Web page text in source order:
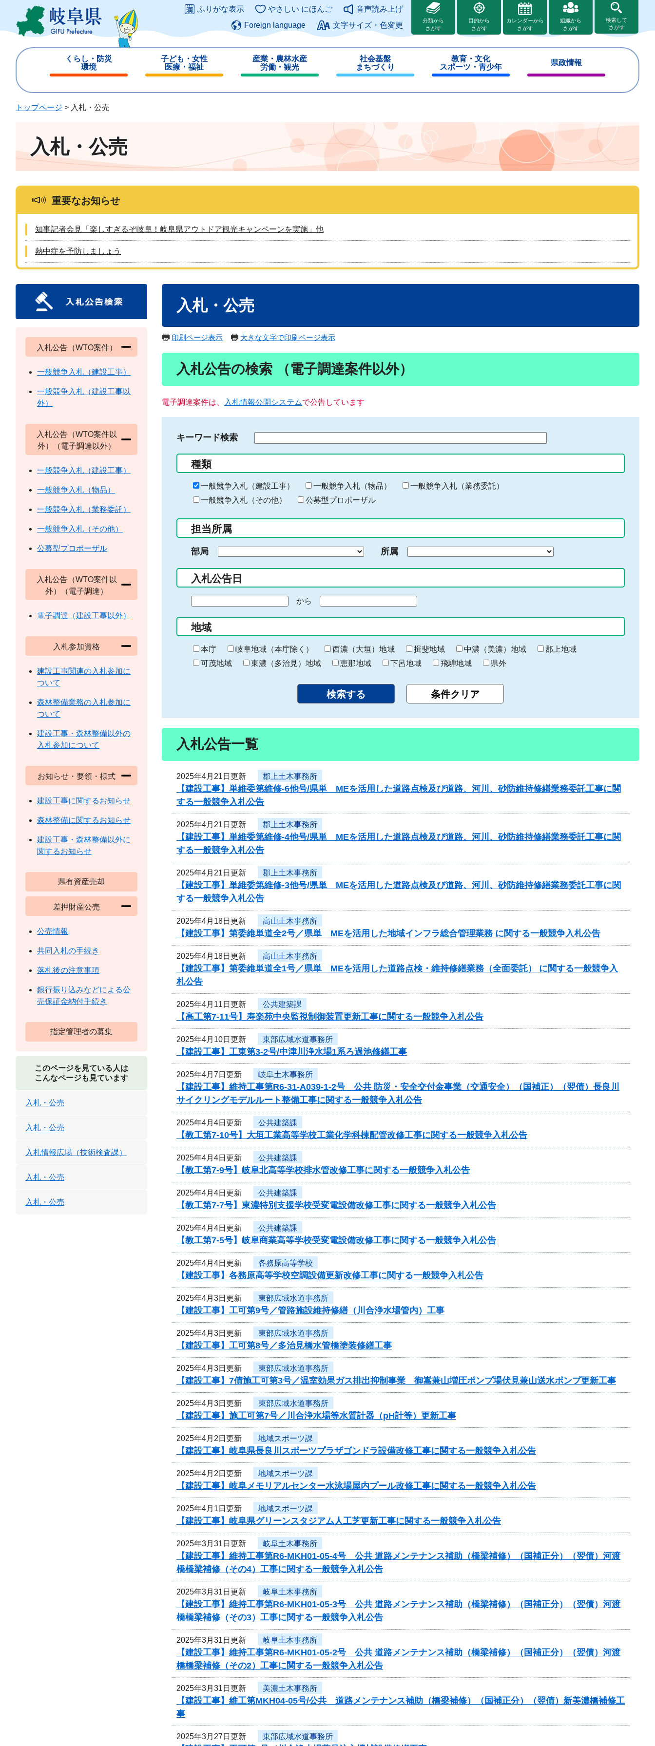
ジ
ュ
このページの本文へ
ふりがな表示 やさしい にほんご
音声読み上げ
Foreign language
文字サイズ・色変更
分類から
さがす
目的から
さがす
カレンダーから
さがす
組織から
さがす
検索して
さがす
くらし・防災
環境
じ
子ども・女性
医療・福祉
じ
産業・農林水産
労働・観光
じ
社会基盤
まちづくり
じ
教育・文化
スポーツ・青少年
じ
県政情報
じ
トップページ > 入札・公売
入札・公売
重要なお知らせ
知事記者会見「楽しすぎるぞ岐阜！岐阜県アウトドア観光キャンペーンを実施」他
熱中症を予防しましょう
入札・公売
印刷ページ表示 大きな文字で印刷ページ表示
入札公告の検索 （電子調達案件以外）
電子調達案件は、 入札情報公開システムで公告しています
キーワード検索
る
キ
ー
ー
入
力
種類
一般競争入札（建設工事） 一般競争入札（物品）
一般競争入札（業務委託）
一般競争入札（その他）
公募型プロポーザル
担当所属
部局 所属
入札公告日
の
始
ま
り
から
終
わ
り
地域
本庁 岐阜地域（本庁除く） 西濃（大垣）地域 揖斐地域 中濃（美濃）地域
郡上地域
可茂地域
東濃（多治見）地域 恵那地域 下呂地域 飛騨地域 県外
入札公告一覧
2025年4月21日更新 郡上土木事務所
【建設工事】単維委第維修‐6他号/県単 MEを活用した道路点検及び道路、河川、砂防維持修繕業務委託工事に関
する一般競争入札公告
2025年4月21日更新 郡上土木事務所
【建設工事】単維委第維修‐4他号/県単 MEを活用した道路点検及び道路、河川、砂防維持修繕業務委託工事に関
する一般競争入札公告
2025年4月21日更新 郡上土木事務所
【建設工事】単維委第維修‐3他号/県単 MEを活用した道路点検及び道路、河川、砂防維持修繕業務委託工事に関
する一般競争入札公告
2025年4月18日更新 高山土木事務所
【建設工事】第委維単道全2号／県単 MEを活用した地域インフラ総合管理業務 に関する一般競争入札公告
2025年4月18日更新 高山土木事務所
【建設工事】第委維単道全1号／県単 MEを活用した道路点検・維持修繕業務（全面委託） に関する一般競争入
札公告
2025年4月11日更新 公共建築課
【高工第7-11号】寿楽苑中央監視制御装置更新工事に関する一般競争入札公告
2025年4月10日更新 東部広域水道事務所
【建設工事】工東第3-2号/中津川浄水場1系ろ過池修繕工事
2025年4月7日更新 岐阜土木事務所
【建設工事】維持工事第R6-31-A039-1-2号 公共 防災・安全交付金事業（交通安全）（国補正）（翌債）長良川
サイクリングモデルルート整備工事に関する一般競争入札公告
2025年4月4日更新 公共建築課
【教工第7-10号】大垣工業高等学校工業化学科棟配管改修工事に関する一般競争入札公告
2025年4月4日更新 公共建築課
【教工第7-9号】岐阜北高等学校排水管改修工事に関する一般競争入札公告
2025年4月4日更新 公共建築課
【教工第7-7号】東濃特別支援学校受変電設備改修工事に関する一般競争入札公告
2025年4月4日更新 公共建築課
【教工第7-5号】岐阜商業高等学校受変電設備改修工事に関する一般競争入札公告
2025年4月4日更新 各務原高等学校
【建設工事】各務原高等学校空調設備更新改修工事に関する一般競争入札公告
2025年4月3日更新 東部広域水道事務所
【建設工事】工可第9号／管路施設維持修繕（川合浄水場管内）工事
2025年4月3日更新 東部広域水道事務所
【建設工事】工可第8号／多治見橋水管橋塗装修繕工事
2025年4月3日更新 東部広域水道事務所
【建設工事】7債施工可第3号／温室効果ガス排出抑制事業 御嵩兼山増圧ポンプ場伏見兼山送水ポンプ更新工事
2025年4月3日更新 東部広域水道事務所
【建設工事】施工可第7号／川合浄水場等水質計器（pH計等）更新工事
2025年4月2日更新 地域スポーツ課
【建設工事】岐阜県長良川スポーツプラザゴンドラ設備改修工事に関する一般競争入札公告
2025年4月2日更新 地域スポーツ課
【建設工事】岐阜メモリアルセンター水泳場屋内プール改修工事に関する一般競争入札公告
2025年4月1日更新 地域スポーツ課
【建設工事】岐阜県グリーンスタジアム人工芝更新工事に関する一般競争入札公告
2025年3月31日更新 岐阜土木事務所
【建設工事】維持工事第R6-MKH01-05-4号 公共 道路メンテナンス補助（橋梁補修）（国補正分）（翌債）河渡
橋橋梁補修（その4）工事に関する一般競争入札公告
2025年3月31日更新 岐阜土木事務所
【建設工事】維持工事第R6-MKH01-05-3号 公共 道路メンテナンス補助（橋梁補修）（国補正分）（翌債）河渡
橋橋梁補修（その3）工事に関する一般競争入札公告
2025年3月31日更新 岐阜土木事務所
【建設工事】維持工事第R6-MKH01-05-2号 公共 道路メンテナンス補助（橋梁補修）（国補正分）（翌債）河渡
橋橋梁補修（その2）工事に関する一般競争入札公告
2025年3月31日更新 美濃土木事務所
【建設工事】維工第MKH04-05号/公共 道路メンテナンス補助（橋梁補修）（国補正分）（翌債）新美濃橋補修工
事
2025年3月27日更新 東部広域水道事務所
入札公告（WTO案件）
一般競争入札（建設工事）
一般競争入札（建設工事以
外）
入札公告（WTO案件以
外）（電子調達以外）
一般競争入札（建設工事）
一般競争入札（物品）
一般競争入札（業務委託）
一般競争入札（その他）
公募型プロポーザル
入札公告（WTO案件以
外）（電子調達）
電子調達（建設工事以外）
入札参加資格
建設工事関連の入札参加に
ついて
森林整備業務の入札参加に
ついて
建設工事・森林整備以外の
入札参加について
お知らせ・要領・様式
建設工事に関するお知らせ
森林整備に関するお知らせ
建設工事・森林整備以外に
関するお知らせ
県有資産売却
差押財産公売
公売情報
共同入札の手続き
落札後の注意事項
銀行振り込みなどによる公
売保証金納付手続き
指定管理者の募集
このページを見ている人は
こんなページも見ています
入札・公売
入札・公売
入札情報広場（技術検査課）
入札・公売
入札・公売